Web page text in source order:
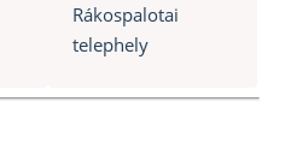
Rákospalotai
telephely